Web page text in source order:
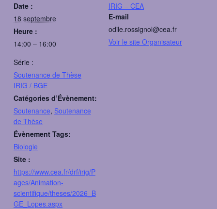
Date :
18 septembre
Heure :
14:00 – 16:00
Série :
Soutenance de Thèse
IRIG / BGE
Catégories d’Évènement:
Soutenance, Soutenance
de Thèse
Évènement Tags:
Biologie
Site :
https://www.cea.fr/drf/irig/P
ages/Animation-
scientifique/theses/2026_B
GE_Lopes.aspx
IRIG – CEA
E-mail
odile.rossignol@cea.fr
Voir le site Organisateur